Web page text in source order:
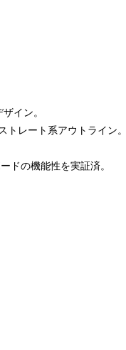
イン。
トレート系アウトライン
ドの機能性を実証済。